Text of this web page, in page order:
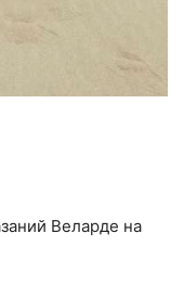
Веларде на